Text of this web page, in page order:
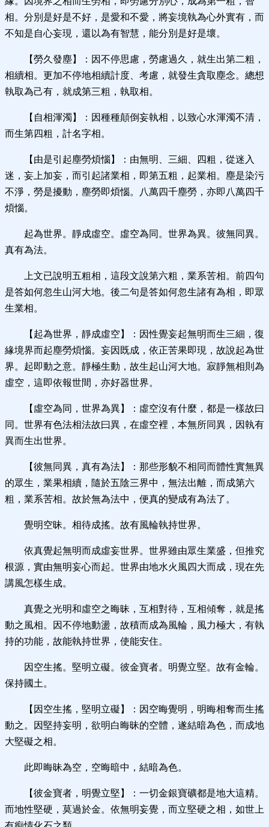
相。分別是好是不好，是愛和不愛，將妄境執為心外實有，而
不知是自心妄現，還以為有智慧，能分別是好是壞。
【勞久發塵】：因不停思慮，勞慮過久，就生出第二粗，
相續相。更加不停地相續計度、考慮，就發生貪取塵念。總想
執取為己有，就成第三粗，執取相。
【自相渾濁】：因種種顛倒妄執相，以致心水渾濁不清，
而生第四粗，計名字相。
【由是引起塵勞煩惱】：由無明、三細、四粗，從迷入
迷，妄上加妄，而引起諸業相，即第五粗，起業相。塵是染污
不淨，勞是擾動，塵勞即煩惱。八萬四千塵勞，亦即八萬四千
煩惱。
起為世界。靜成虛空。虛空為同。世界為異。彼無同異。
真有為法。
上文已說明五粗相，這段文說第六粗，業系苦相。前四句
是答如何忽生山河大地。後二句是答如何忽生諸有為相，即眾
生業相。
【起為世界，靜成虛空】：因性覺妄起無明而生三細，復
緣境界而起塵勞煩惱。妄因既成，依正苦果即現，故說起為世
界。起即動之意。靜極生動，故生起山河大地。寂靜無相則為
虛空，這即依報世間，亦好器世界。
【虛空為同，世界為異】：虛空沒有什麼，都是一樣故曰
同。世界有色法相法故曰異，在虛空裡，本無所同異，因執有
異而生出世界。
【彼無同異，真有為法】：那些形貌不相同而體性實無異
的眾生，業果相續，隨於五陰三界中，無法出離，而成第六
粗，業系苦相。故於無為法中，便真的變成有為法了。
覺明空昧。相待成搖。故有風輪執持世界。
依真覺起無明而成虛妄世界。世界雖由眾生業盛，但推究
根源，實由無明妄心而起。世界由地水火風四大而成，現在先
講風怎樣生成。
真覺之光明和虛空之晦昧，互相對待，互相傾奪，就是搖
動之風相。因不停地動盪，故積而成為風輪，風力極大，有執
持的功能，故能執持世界，使能安住。
因空生搖。堅明立礙。彼金寶者。明覺立堅。故有金輪。
保持國土。
【因空生搖，堅明立礙】：因空晦覺明，明晦相奪而生搖
動之。因堅持妄明，欲明白晦昧的空體，遂結暗為色，而成地
大堅礙之相。
此即晦昧為空，空晦暗中，結暗為色。
【彼金寶者，明覺立堅】：一切金銀寶礦都是地大這精。
而地性堅硬，莫過於金。依無明妄覺，而立堅硬之相，如世上